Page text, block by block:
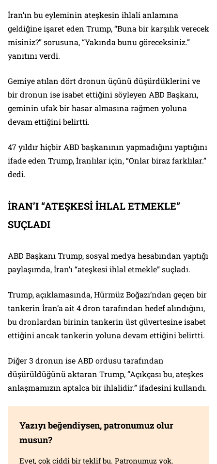
İran’ın bu eyleminin ateşkesin ihlali anlamına
geldiğine işaret eden Trump, “Buna bir karşılık verecek
misiniz?” sorusuna, “Yakında bunu göreceksiniz.”
yanıtını verdi.
Gemiye atılan dört dronun üçünü düşürdüklerini ve
bir dronun ise isabet ettiğini söyleyen ABD Başkanı,
geminin ufak bir hasar almasına rağmen yoluna
devam ettiğini belirtti.
47 yıldır hiçbir ABD başkanının yapmadığını yaptığını
ifade eden Trump, İranlılar için, “Onlar biraz farklılar.”
dedi.
İRAN’I “ATEŞKESİ İHLAL ETMEKLE”
SUÇLADI
ABD Başkanı Trump, sosyal medya hesabından yaptığı
paylaşımda, İran’ı “ateşkesi ihlal etmekle” suçladı.
Trump, açıklamasında, Hürmüz Boğazı’ndan geçen bir
tankerin İran’a ait 4 dron tarafından hedef alındığını,
bu dronlardan birinin tankerin üst güvertesine isabet
ettiğini ancak tankerin yoluna devam ettiğini belirtti.
Diğer 3 dronun ise ABD ordusu tarafından
düşürüldüğünü aktaran Trump, “Açıkçası bu, ateşkes
anlaşmamızın aptalca bir ihlalidir.” ifadesini kullandı.
Yazıyı beğendiysen, patronumuz olur
musun?
Evet, çok ciddi bir teklif bu. Patronumuz yok.